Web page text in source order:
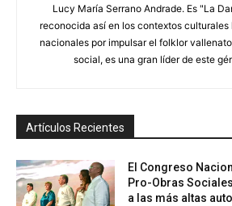
Lucy María Serrano Andrade. Es "La
reconocida así en los contextos culturales
nacionales por impulsar el folklor
social, es una gran líder de este
Artículos Recientes
El Congreso
Pro-Obras
a las más altas